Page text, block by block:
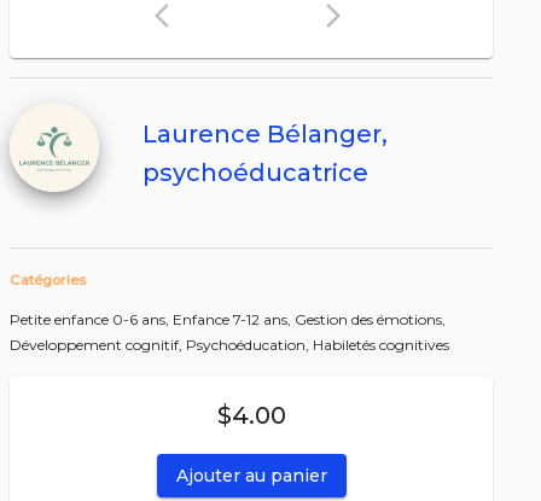
arrow_back_ios arrow_forward_ios
Catégories
Petite enfance 0-6 ans, Enfance 7-12 ans, Gestion des émotions,
Développement cognitif, Psychoéducation, Habiletés cognitives
$4.00
Ajouter au panier
Laurence Bélanger,
psychoéducatrice